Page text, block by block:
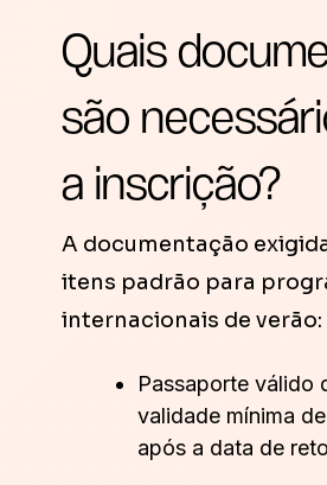
Quais
são
a inscrição?
A documentação
itens padrão para
internacionais de verão:
Passaporte válido
validade mínima
após a data de